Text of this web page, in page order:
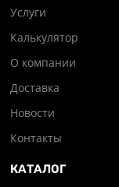
Услуги
Калькулятор
О компании
Доставка
Новости
Контакты
КАТАЛОГ